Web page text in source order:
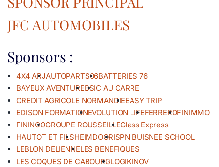
JFC AUTOMOBILES
Sponsors :
4X4 ARJAUTOPARTS06BATTERIES 76
BAYEUX AVENTUREBSIC AU CARRE
CREDIT AGRICOLE NORMANDIEEASY TRIP
EDISON FORMATIONEVOLUTION LIFEFERREROFINIMMO
FININCOGROUPE ROUSSEILLEGlass Express
HAUTOT ET FILSHEIMDOORISPN BUISNEE SCHOOL
LEBLON DELIENNELES BENEFIQUES
LES COQUES DE CABOURGLOGIKINOV